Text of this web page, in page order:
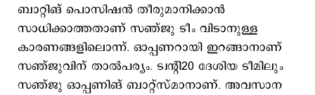
ബാറ്റിങ് പൊസിഷന്‍ തീരുമാനിക്കാന്‍
സാധിക്കാത്തതാണ് സഞ്ജു ടീം വിടാനുള്ള
കാരണങ്ങളിലൊന്ന്. ഓപ്പണറായി ഇറങ്ങാനാണ്
സഞ്ജുവിന് താല്‍പര്യം. ട്വന്‍റി20 ദേശിയ ടീമിലും
സഞ്ജു ഓപ്പണിങ് ബാറ്റ്സ്മാനാണ്. അവസാന